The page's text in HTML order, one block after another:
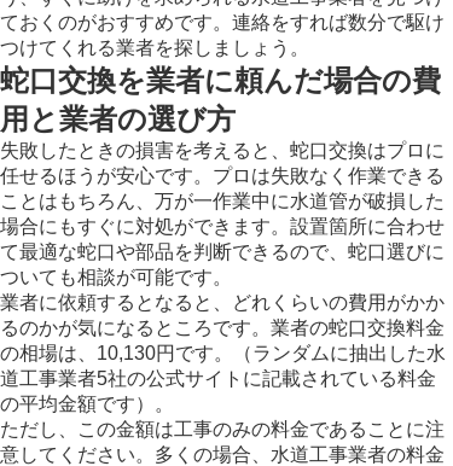
ておくのがおすすめです。連絡をすれば数分で駆け
つけてくれる業者を探しましょう。
蛇口交換を業者に頼んだ場合の費
用と業者の選び方
失敗したときの損害を考えると、蛇口交換はプロに
任せるほうが安心です。プロは失敗なく作業できる
ことはもちろん、万が一作業中に水道管が破損した
場合にもすぐに対処ができます。設置箇所に合わせ
て最適な蛇口や部品を判断できるので、蛇口選びに
ついても相談が可能です。
業者に依頼するとなると、どれくらいの費用がかか
るのかが気になるところです。業者の蛇口交換料金
の相場は、10,130円です。（ランダムに抽出した水
道工事業者5社の公式サイトに記載されている料金
の平均金額です）。
ただし、この金額は工事のみの料金であることに注
意してください。多くの場合、水道工事業者の料金